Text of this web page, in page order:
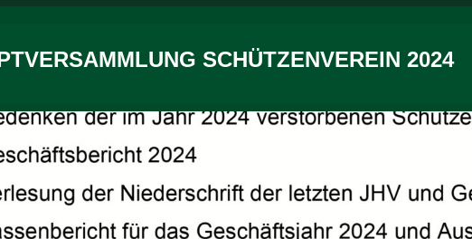
SCHÜTZENVEREIN 2024